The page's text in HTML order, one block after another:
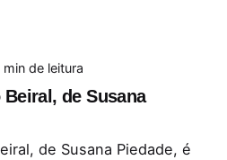
min de leitura
de Susana
de Susana Piedade, é